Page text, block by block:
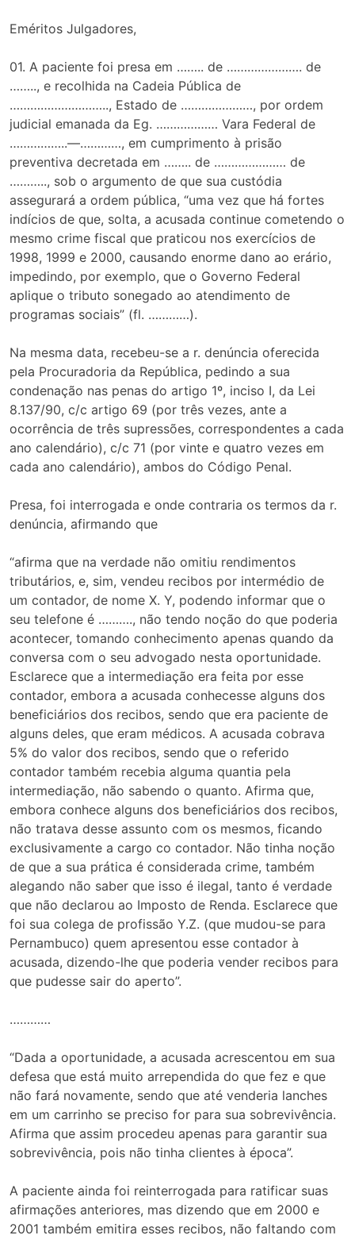
Eméritos Julgadores,
01. A paciente foi presa em …….. de …………………. de
…….., e recolhida na Cadeia Pública de
……………………….., Estado de …………………, por ordem
judicial emanada da Eg. ……………… Vara Federal de
……………..—…………, em cumprimento à prisão
preventiva decretada em …….. de ………………… de
……….., sob o argumento de que sua custódia
assegurará a ordem pública, “uma vez que há fortes
indícios de que, solta, a acusada continue cometendo o
mesmo crime fiscal que praticou nos exercícios de
1998, 1999 e 2000, causando enorme dano ao erário,
impedindo, por exemplo, que o Governo Federal
aplique o tributo sonegado ao atendimento de
programas sociais” (fl. …………).
Na mesma data, recebeu-se a r. denúncia oferecida
pela Procuradoria da República, pedindo a sua
condenação nas penas do artigo 1º, inciso I, da Lei
8.137/90, c/c artigo 69 (por três vezes, ante a
ocorrência de três supressões, correspondentes a cada
ano calendário), c/c 71 (por vinte e quatro vezes em
cada ano calendário), ambos do Código Penal.
Presa, foi interrogada e onde contraria os termos da r.
denúncia, afirmando que
“afirma que na verdade não omitiu rendimentos
tributários, e, sim, vendeu recibos por intermédio de
um contador, de nome X. Y, podendo informar que o
seu telefone é ………., não tendo noção do que poderia
acontecer, tomando conhecimento apenas quando da
conversa com o seu advogado nesta oportunidade.
Esclarece que a intermediação era feita por esse
contador, embora a acusada conhecesse alguns dos
beneficiários dos recibos, sendo que era paciente de
alguns deles, que eram médicos. A acusada cobrava
5% do valor dos recibos, sendo que o referido
contador também recebia alguma quantia pela
intermediação, não sabendo o quanto. Afirma que,
embora conhece alguns dos beneficiários dos recibos,
não tratava desse assunto com os mesmos, ficando
exclusivamente a cargo co contador. Não tinha noção
de que a sua prática é considerada crime, também
alegando não saber que isso é ilegal, tanto é verdade
que não declarou ao Imposto de Renda. Esclarece que
foi sua colega de profissão Y.Z. (que mudou-se para
Pernambuco) quem apresentou esse contador à
acusada, dizendo-lhe que poderia vender recibos para
que pudesse sair do aperto”.
…………
“Dada a oportunidade, a acusada acrescentou em sua
defesa que está muito arrependida do que fez e que
não fará novamente, sendo que até venderia lanches
em um carrinho se preciso for para sua sobrevivência.
Afirma que assim procedeu apenas para garantir sua
sobrevivência, pois não tinha clientes à época”.
A paciente ainda foi reinterrogada para ratificar suas
afirmações anteriores, mas dizendo que em 2000 e
2001 também emitira esses recibos, não faltando com